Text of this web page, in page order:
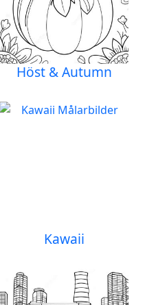
Höst & Autumn
Kawaii